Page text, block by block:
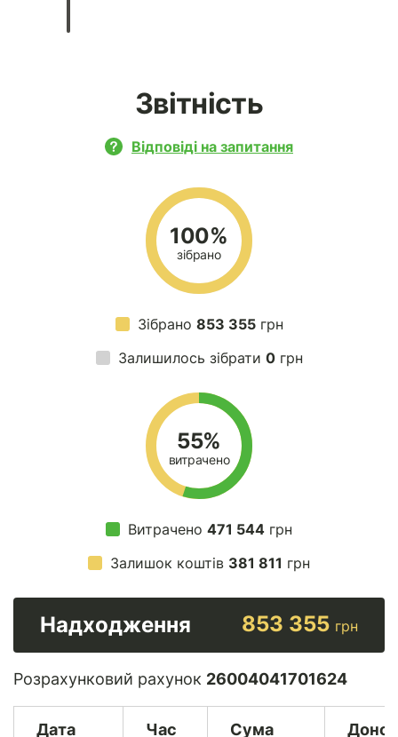
Звітність
Відповіді на запитання
100%
зібрано
Зібрано 853 355грн
Залишилось зібрати 0грн
55%
витрачено
Витрачено 471 544 грн
Залишок коштів 381 811 грн
Надходження 853 355 грн
Розрахунковий рахунок 26004041701624
Дата Час Сума Донор